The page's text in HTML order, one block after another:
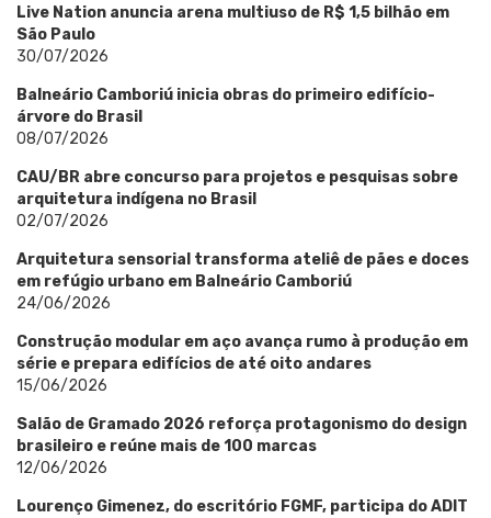
Live Nation anuncia arena multiuso de R$ 1,5 bilhão em
São Paulo
30/07/2026
Balneário Camboriú inicia obras do primeiro edifício-
árvore do Brasil
08/07/2026
CAU/BR abre concurso para projetos e pesquisas sobre
arquitetura indígena no Brasil
02/07/2026
Arquitetura sensorial transforma ateliê de pães e doces
em refúgio urbano em Balneário Camboriú
24/06/2026
Construção modular em aço avança rumo à produção em
série e prepara edifícios de até oito andares
15/06/2026
Salão de Gramado 2026 reforça protagonismo do design
brasileiro e reúne mais de 100 marcas
12/06/2026
Lourenço Gimenez, do escritório FGMF, participa do ADIT